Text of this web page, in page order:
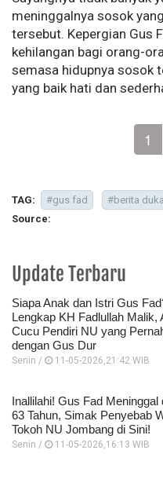
meninggalnya sosok
tersebut. Kepergian Gus
kehilangan bagi orang-
semasa hidupnya sosok
yang baik hati dan
1
TAG:
#gus fad
#berita duka
Source:
Update Terbaru
Siapa Anak dan Istri Gus
Lengkap KH Fadlullah Malik,
Cucu Pendiri NU yang
dengan Gus Dur
Senin / 11-05-2026,21:42 WIB
Inallilahi! Gus Fad Meninggal
63 Tahun, Simak Penyebab
Tokoh NU Jombang di Sini!
Senin / 11-05-2026,16:13 WIB